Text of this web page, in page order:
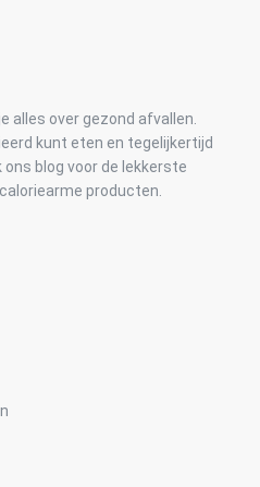
alles over gezond afvallen.
kunt eten en tegelijkertijd
blog voor de lekkerste
producten.